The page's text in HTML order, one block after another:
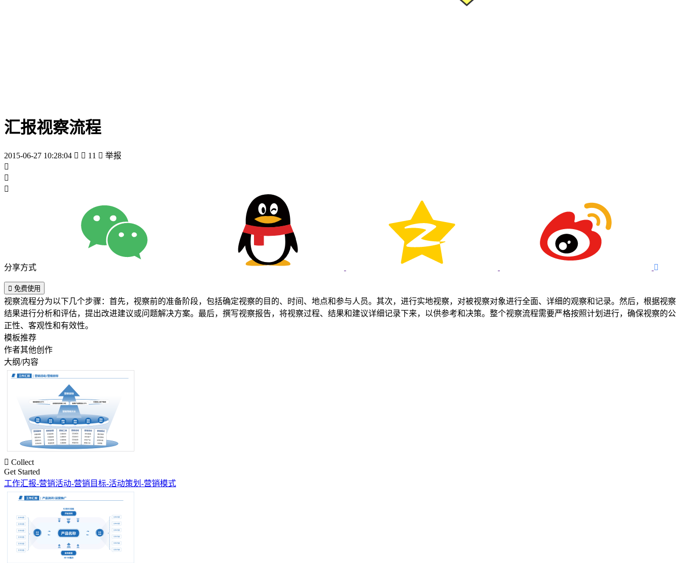
汇报视察流程
2015-06-27 10:28:04   11  举报



分享方式 
 免费使用
视察流程分为以下几个步骤：首先，视察前的准备阶段，包括确定视察的目的、时间、地点和参与人员。其次，进行实地视察，对被视察对象进行全面、详细的观察和记录。然后，根据视察
结果进行分析和评估，提出改进建议或问题解决方案。最后，撰写视察报告，将视察过程、结果和建议详细记录下来，以供参考和决策。整个视察流程需要严格按照计划进行，确保视察的公
正性、客观性和有效性。
模板推荐
作者其他创作
大纲/内容
 Collect
Get Started
工作汇报-营销活动-营销目标-活动策划-营销模式